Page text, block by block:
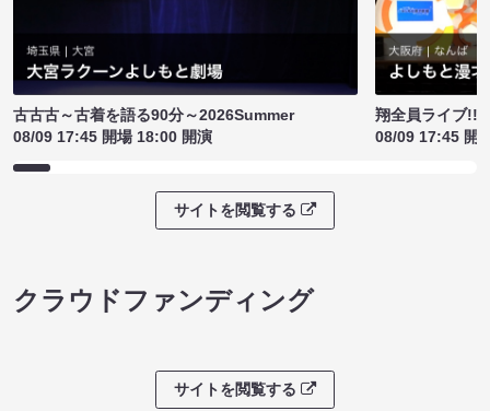
古古古～古着を語る90分～2026Summer
08/09 17:45 開場 18:00 開演
翔全員ライブ!!!
08/09 17:45 開
サイトを閲覧する
クラウドファンディング
サイトを閲覧する